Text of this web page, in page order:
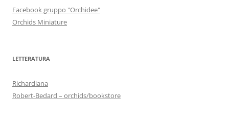
Facebook gruppo "Orchidee"
Orchids Miniature
LETTERATURA
Richardiana
Robert-Bedard – orchids/bookstore